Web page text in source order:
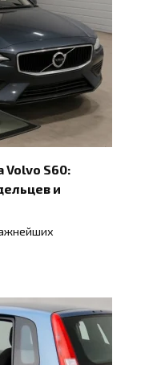
Volvo S60:
и